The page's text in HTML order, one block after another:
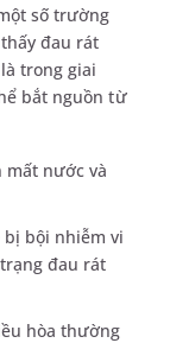
số trường
đau rát
trong giai
bắt nguồn từ
mất nước và
bội nhiễm vi
đau rát
hòa thường